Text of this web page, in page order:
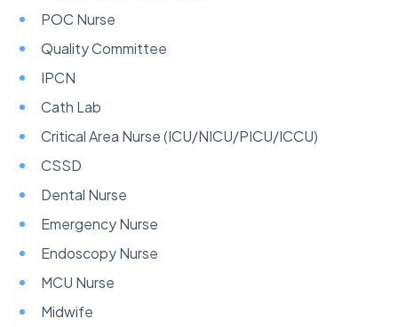
POC Nurse
Quality Committee
IPCN
Cath Lab
Critical Area Nurse (ICU/NICU/PICU/ICCU)
CSSD
Dental Nurse
Emergency Nurse
Endoscopy Nurse
MCU Nurse
Midwife